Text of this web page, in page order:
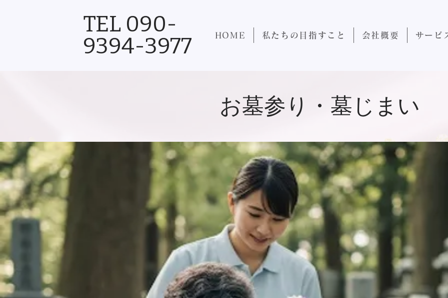
TEL 090-
9394-3977
HOME 私たちの目指すこと 会社概要 サービ
お墓参り・墓じまい